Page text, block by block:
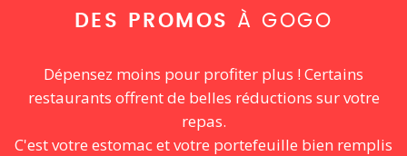
DES PROMOS À GOGO
Dépensez moins pour profiter plus ! Certains
restaurants offrent de belles réductions sur votre
repas.
C'est votre estomac et votre portefeuille bien remplis